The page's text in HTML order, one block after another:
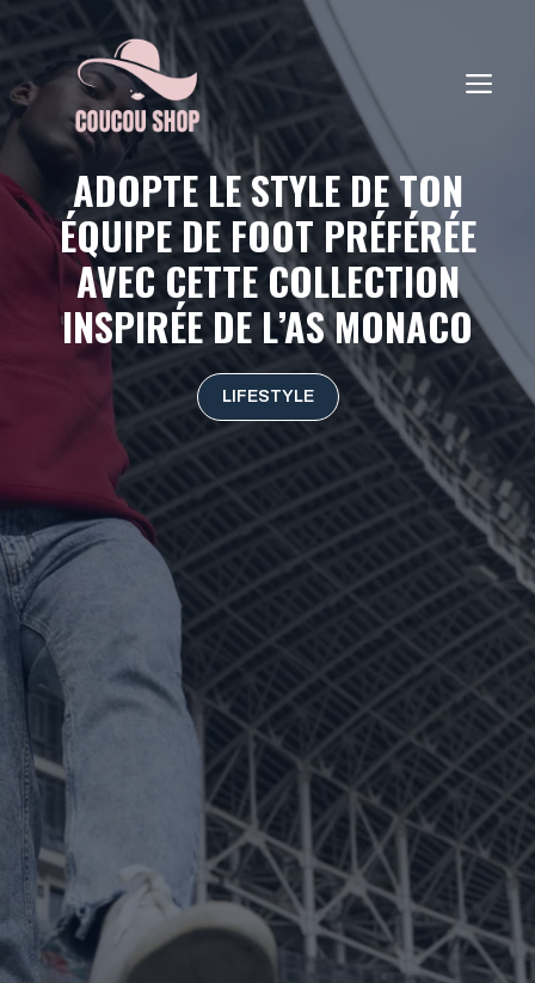
au
contenu
ADOPTE LE STYLE DE TON
ÉQUIPE DE FOOT PRÉFÉRÉE
AVEC CETTE COLLECTION
INSPIRÉE DE L’AS MONACO
LIFESTYLE